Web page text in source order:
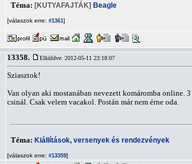
Téma: [KUTYAFAJTÁK] Beagle
[válaszok erre: #1361]
13358. Elküldve: 2012-05-11 23:18:07
Sziasztok!
Van olyan aki mostanában nevezett komáromba online.
csinál. Csak velem vacakol. Postán már nem érne oda.
Téma: Kiállítások, versenyek és rendezvények
[válaszok erre: #13359]